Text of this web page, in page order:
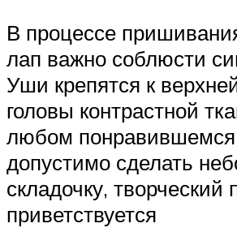
В процессе
лап важно соблюсти
Уши крепятся к
головы контрастной
любом
допустимо сделать
складочку, творческий
приветствуется